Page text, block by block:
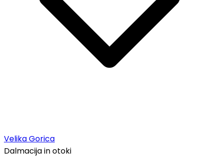
Velika Gorica
Dalmacija in otoki